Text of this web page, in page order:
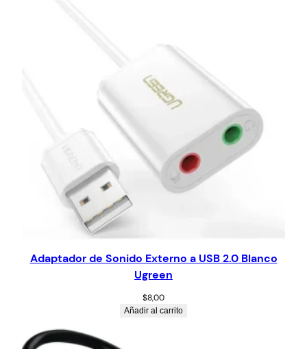
Adaptador de Sonido Externo a USB 2.0 Blanco
Ugreen
$8,00
Añadir al carrito